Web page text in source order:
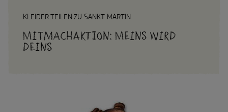
KLEIDER TEILEN ZU SANKT MARTIN
Mitmachaktion: Meins wird
Deins